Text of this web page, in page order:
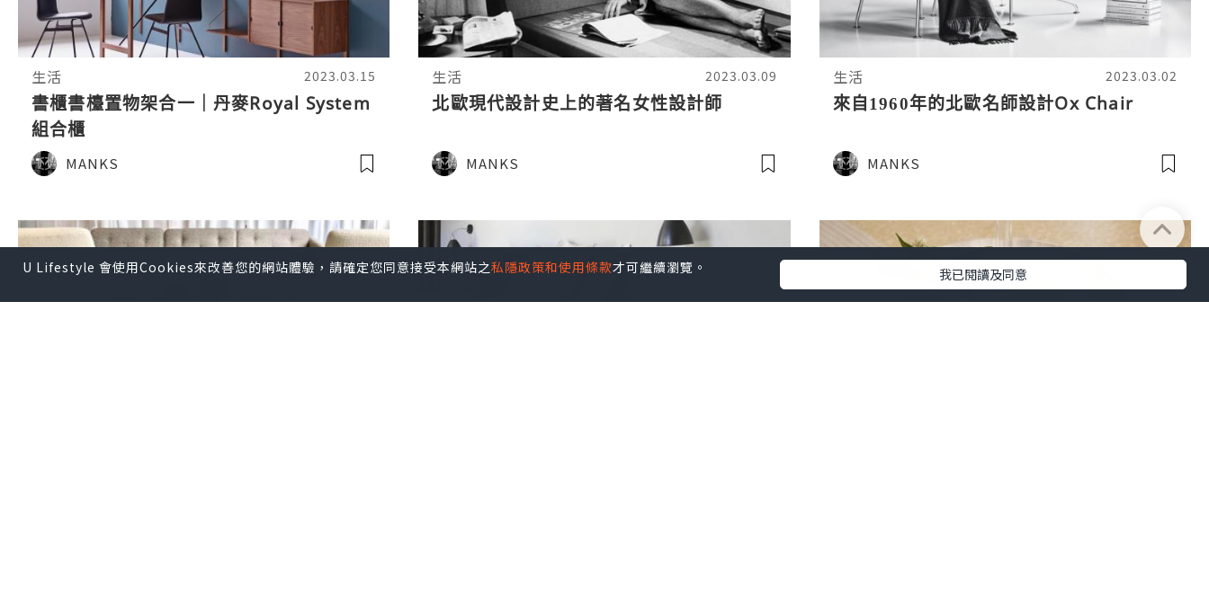
生活 2023.03.15
書櫃書檯置物架合一｜丹麥Royal System
組合櫃
MANKS
生活 2023.03.09
北歐現代設計史上的著名女性設計師
MANKS
生活 2023.03.02
來自1960年的北歐名師設計Ox Chair
MANKS
U Lifestyle 會使用Cookies來改善您的網站體驗，請確定您同意接受本網站之私隱政策和使用條款才可繼續瀏覽。 我已閱讀及同意